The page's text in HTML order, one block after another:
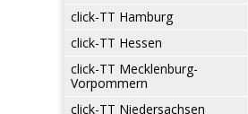
click-TT Hamburg
click-TT Hessen
click-TT Mecklenburg-
Vorpommern
click-TT Niedersachsen